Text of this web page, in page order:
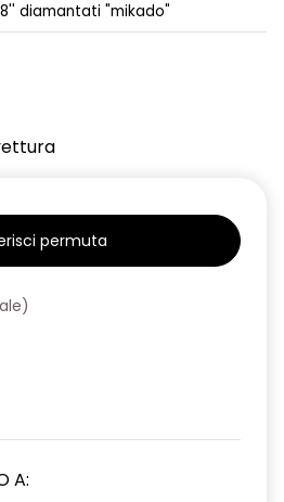
di sicurezza
portiere
di velocità
di sicurezza
diamantati "mikado"
permuta
)
A: